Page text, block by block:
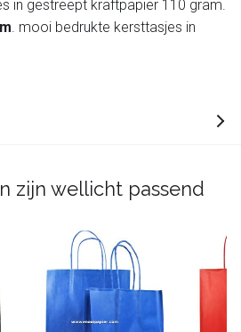
in gestreept kraftpapier 110 gram.
. mooi bedrukte kersttasjes in
zijn wellicht passend